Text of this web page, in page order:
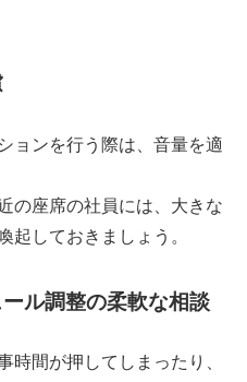
ョンを行う際は、音量を適
の座席の社員には、大きな
起しておきましょう。
ル調整の柔軟な相談
時間が押してしまったり、